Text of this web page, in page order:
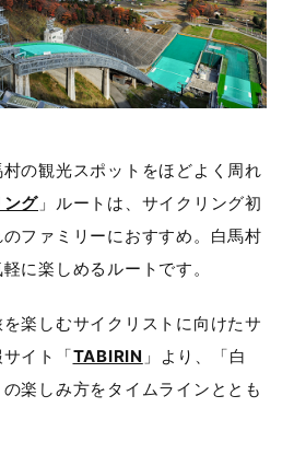
の観光スポットをほどよく周れ
ング 」ルートは、サイクリング初
ファミリーにおすすめ。白馬村
に楽しめるルートです。
楽しむサイクリストに向けたサ
イト「TABIRIN 」より、「白
楽しみ方をタイムラインととも